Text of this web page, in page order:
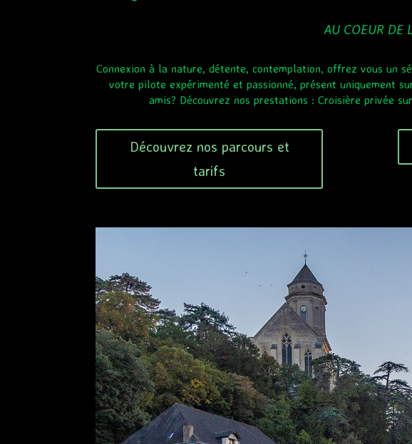
AU COEUR DE
Connexion à la nature, détente, contemplation, offrez vous un
votre pilote expérimenté et passionné, présent uniquement
amis? Découvrez nos prestations : Croisière privée
Découvrez nos parcours et
tarifs